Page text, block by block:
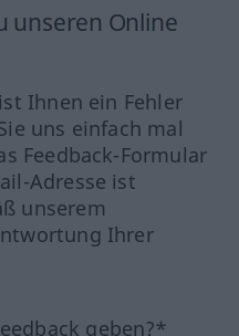
unseren Online
Ihnen ein Fehler
uns einfach mal
Feedback-Formular
Adresse ist
unserem
Ihrer
geben?*